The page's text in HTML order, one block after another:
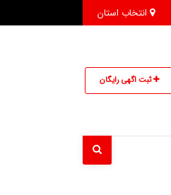
ثبت اگهی رایگان